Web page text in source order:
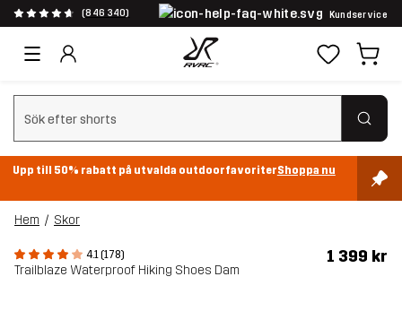
(846 340) Kundservice
Rensa sök
Upp till 50% rabatt på utvalda outdoorfavoriterShoppa nu
Hem Skor
4.1 (178)
Trailblaze Waterproof Hiking Shoes Dam
1 399 kr